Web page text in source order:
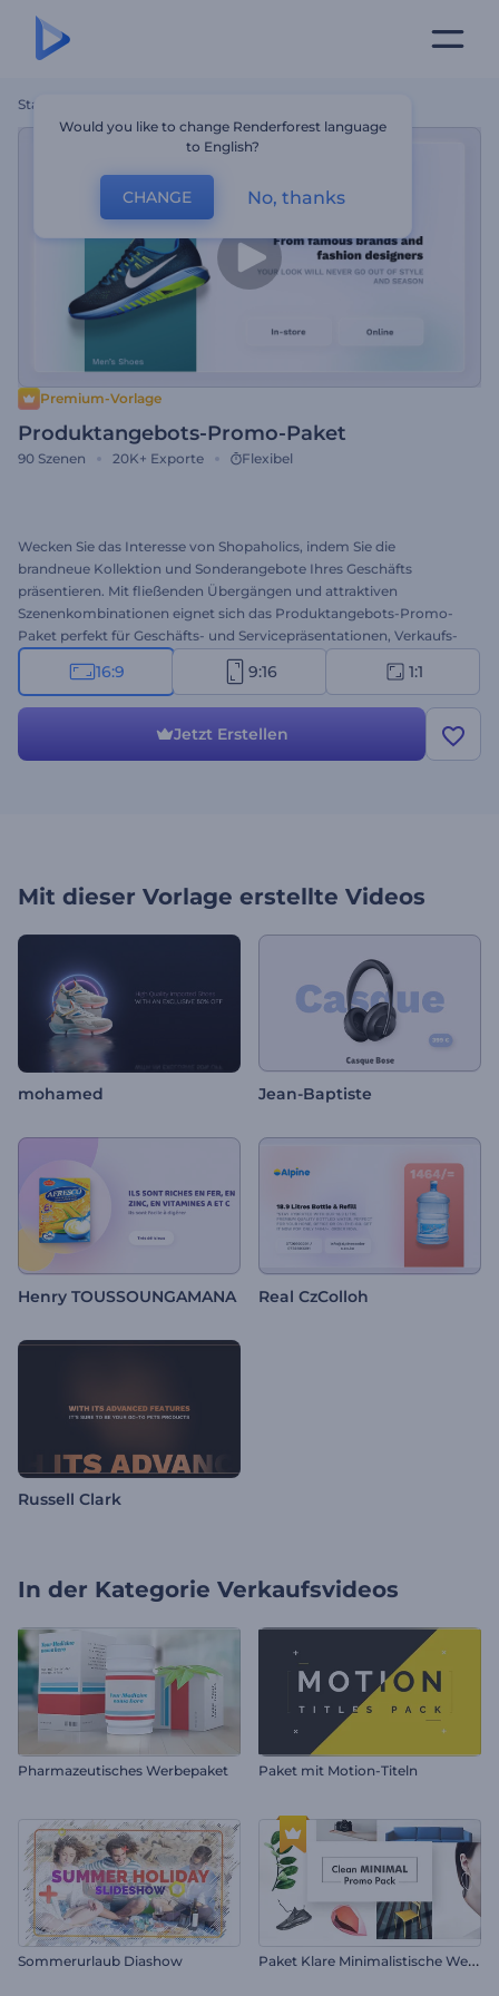
Startseite
Premium-Vorlage
Produktangebots-Promo-Paket
90 Szenen 20K+ Exporte Flexibel
Wecken Sie das Interesse von Shopaholics, indem Sie die
brandneue Kollektion und Sonderangebote Ihres Geschäfts
präsentieren. Mit fließenden Übergängen und attraktiven
Szenenkombinationen eignet sich das Produktangebots-Promo-
Paket perfekt für Geschäfts- und Servicepräsentationen, Verkaufs-
und Sonderankündigungen, Produktpromotionen und vieles mehr.
Wählen Sie einen der Stile aus, laden Sie Ihre Mediendateien hoch,
bereit, die Menschen in ihren Bann zu ziehen. Probieren Sie diese
16:9 9:16 1:1
Jetzt Erstellen
Mit dieser Vorlage erstellte Videos
mohamed Jean-Baptiste
Henry TOUSSOUNGAMANA Real CzColloh
Russell Clark
In der Kategorie Verkaufsvideos
Pharmazeutisches Werbepaket Paket mit Motion-Titeln
Sommerurlaub Diashow P
aket Klare Minimalistische Werbung
Would you like to change Renderforest language
to English?
CHANGE No, thanks